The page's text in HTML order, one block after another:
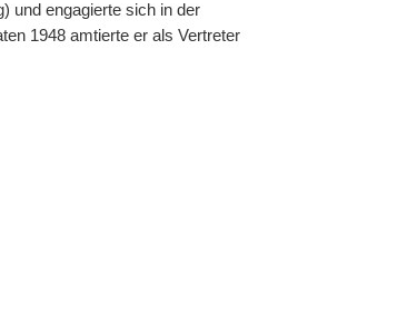
und engagierte sich in der
1948 amtierte er als Vertreter